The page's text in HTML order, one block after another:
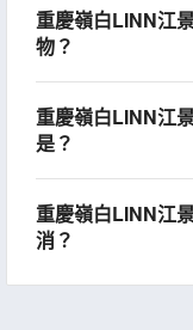
重慶嶺白LINN江
物？
重慶嶺白LINN江
是？
重慶嶺白LINN江
消？